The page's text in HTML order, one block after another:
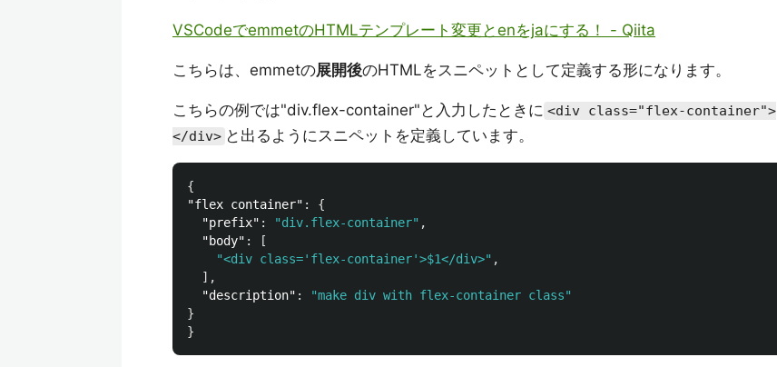
VSCodeでemmetのHTMLテンプレート変更とenをjaにする！ - Qiita
こちらは、emmetの展開後のHTMLをスニペットとして定義する形になります。
こちらの例では"div.flex-container"と入力したときに <div class="flex-container">
</div> と出るようにスニペットを定義しています。
{
"flex container" :
{
"prefix" : "div.flex-container" ,
"body" :
[
"<div class='flex-container'>$1</div>" ,
],
"description" :
"make div with flex-container class"
}
}